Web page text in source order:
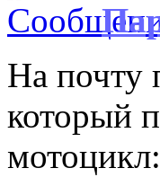
На почту
который
мотоцикл: